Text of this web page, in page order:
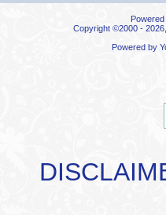
Copyright ©2000 -
Powered by